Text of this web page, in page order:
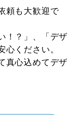
頼も大歓迎で
！？」、「デザ
ください。
真心込めてデザ